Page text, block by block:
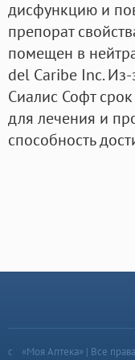
дисфункцию и
препорат
помещен в
del Caribe Inc.
Сиалис Софт
для лечения и
способность
«Моя Аптека» | Все